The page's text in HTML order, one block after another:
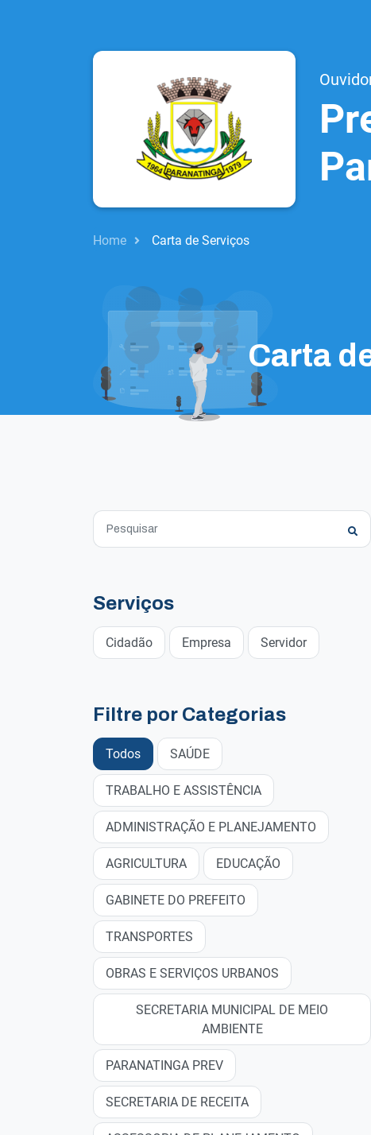
Home Carta de Serviços
Carta
Serviços
Cidadão Empresa Servidor
Filtre por Categorias
Todos SAÚDE
TRABALHO E ASSISTÊNCIA
ADMINISTRAÇÃO E PLANEJAMENTO
AGRICULTURA EDUCAÇÃO
GABINETE DO PREFEITO
TRANSPORTES
OBRAS E SERVIÇOS URBANOS
SECRETARIA MUNICIPAL DE MEIO
AMBIENTE
PARANATINGA PREV
SECRETARIA DE RECEITA